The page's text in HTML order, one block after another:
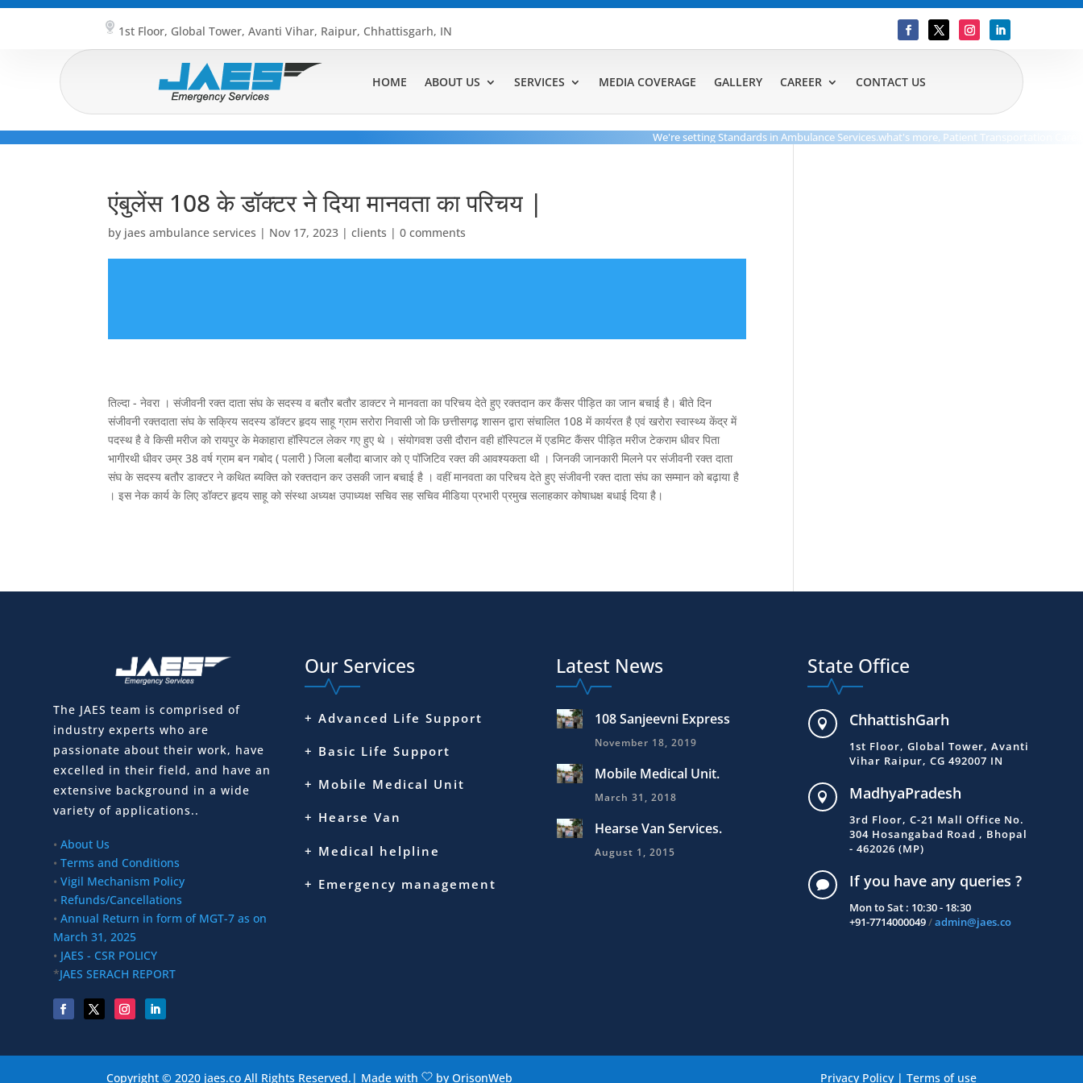
1st Floor, Global Tower, Avanti Vihar, Raipur, Chhattisgarh, IN
HOME ABOUT US SERVICES MEDIA COVERAGE GALLERY CAREER CONTACT US
We're setting Standards in Ambulance Services.what's more, Patient Transportation
एंबुलेंस 108 के डॉक्टर ने दिया मानवता का परिचय |
by jaes ambulance services | Nov 17, 2023 |clients |0 comments
तिल्दा - नेवरा । संजीवनी रक्त दाता संघ के सदस्य व बतौर बतौर डाक्टर ने मानवता का परिचय देते हुए रक्तदान कर कैंसर पीड़ित का जान बचाई है। बीते दिन
संजीवनी रक्तदाता संघ के सक्रिय सदस्य डॉक्टर हृदय साहू ग्राम सरोरा निवासी जो कि छत्तीसगढ़ शासन द्वारा संचालित 108 में कार्यरत है एवं खरोरा स्वास्थ्य केंद्र में
पदस्थ है वे किसी मरीज को रायपुर के मेकाहारा हॉस्पिटल लेकर गए हुए थे । संयोगवश उसी दौरान वही हॉस्पिटल में एडमिट कैंसर पीड़ित मरीज टेकराम धीवर पिता
भागीरथी धीवर उम्र 38 वर्ष ग्राम बन गबोद ( पलारी ) जिला बलौदा बाजार को ए पॉजिटिव रक्त की आवश्यकता थी । जिनकी जानकारी मिलने पर संजीवनी रक्त दाता
संघ के सदस्य बतौर डाक्टर ने कथित ब्यक्ति को रक्तदान कर उसकी जान बचाई है । वहीं मानवता का परिचय देते हुए संजीवनी रक्त दाता संघ का सम्मान को बढ़ाया है
। इस नेक कार्य के लिए डॉक्टर हृदय साहू को संस्था अध्यक्ष उपाध्यक्ष सचिव सह सचिव मीडिया प्रभारी प्रमुख सलाहकार कोषाधक्ष बधाई दिया है।
The JAES team is comprised of
industry experts who are
passionate about their work, have
excelled in their field, and have an
extensive background in a wide
variety of applications..
• About Us
• Terms and Conditions
• Vigil Mechanism Policy
• Refunds/Cancellations
• Annual Return in form of MGT-7 as on
March 31, 2025
• JAES - CSR POLICY
*JAES SERACH REPORT
Our Services
+ Advanced Life Support
+ Basic Life Support
+ Mobile Medical Unit
+ Hearse Van
+ Medical helpline
+ Emergency management
Latest News
108 Sanjeevni Express
November 18, 2019
Mobile Medical Unit.
March 31, 2018
Hearse Van Services.
August 1, 2015
State Office
 ChhattishGarh
1st Floor, Global Tower, Avanti
Vihar Raipur, CG 492007 IN
 MadhyaPradesh
3rd Floor, C-21 Mall Office No.
304 Hosangabad Road , Bhopal
- 462026 (MP)
 If you have any queries ?
Mon to Sat : 10:30 - 18:30
+91-7714000049/admin@jaes.co
Copyright © 2020 jaes.co All Rights Reserved.| Made with by OrisonWeb Privacy Policy | Terms of use